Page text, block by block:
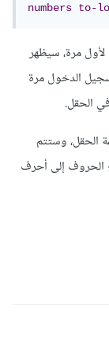
numbers
to-
مرة، سيظهر
الدخول مرة
الحقل.
الحقل، وستتم
الحروف إلى أحرف